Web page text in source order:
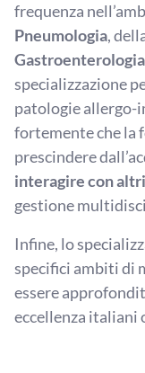
frequenza
Pneumologia,
Gastroenterologia
specializzazione
patologie allergo-
fortemente che la
prescindere
interagire con
gestione
Infine, lo
specifici ambiti di
essere
eccellenza italiani